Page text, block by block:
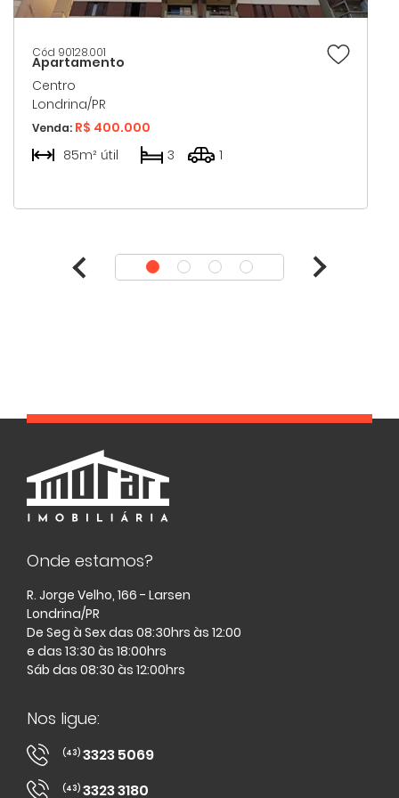
Apartamento
Centro
Londrina/PR
Venda: R$ 400.000
85m² útil
3 1
Cód 90128.001
Onde estamos?
R. Jorge Velho, 166 - Larsen
Londrina/PR
De Seg à Sex das 08:30hrs às 12:00
e das 13:30 às 18:00hrs
Sáb das 08:30 às 12:00hrs
Nos ligue:
(43) 3323 5069
(43) 3323 3180